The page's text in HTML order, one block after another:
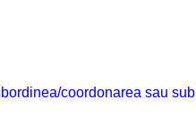
coordonarea sau sub